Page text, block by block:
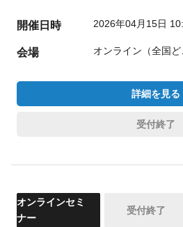
開催日時 2026年04月15日
会場 オンライン（全国ど
詳細を見る
受付終了
オンラインセミ
ナー
受付終了